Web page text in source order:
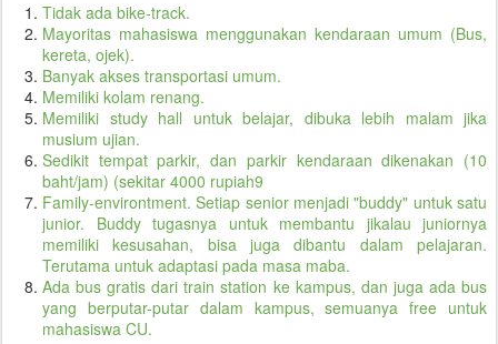
Tidak ada bike-track.
Mayoritas mahasiswa menggunakan kendaraan umum (Bus,
kereta, ojek).
Banyak akses transportasi umum.
Memiliki kolam renang.
Memiliki study hall untuk belajar, dibuka lebih malam jika
musium ujian.
Sedikit tempat parkir, dan parkir kendaraan dikenakan (10
baht/jam) (sekitar 4000 rupiah9
Family-environtment. Setiap senior menjadi "buddy" untuk satu
junior. Buddy tugasnya untuk membantu jikalau juniornya
memiliki kesusahan, bisa juga dibantu dalam pelajaran.
Terutama untuk adaptasi pada masa maba.
Ada bus gratis dari train station ke kampus, dan juga ada bus
yang berputar-putar dalam kampus, semuanya free untuk
mahasiswa CU.